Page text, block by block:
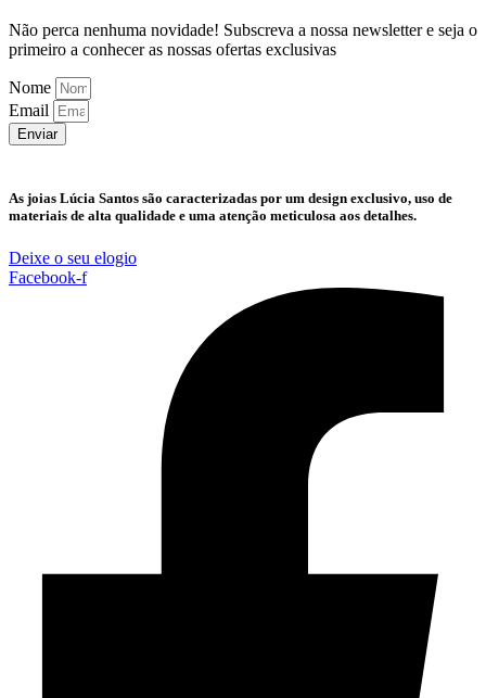
Não perca nenhuma novidade! Subscreva a nossa newsletter e seja o
primeiro a conhecer as nossas ofertas exclusivas
Nome
Email
Enviar
As joias Lúcia Santos são caracterizadas por um design exclusivo, uso de
materiais de alta qualidade e uma atenção meticulosa aos detalhes.
Deixe o seu elogio
Facebook-f